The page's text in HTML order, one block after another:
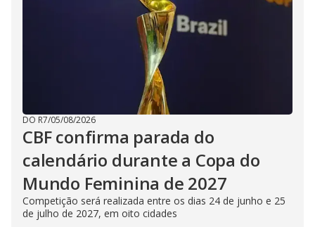
DO R7/05/08/2026
CBF confirma parada do
calendário durante a Copa do
Mundo Feminina de 2027
Competição será realizada entre os dias 24 de junho e 25
de julho de 2027, em oito cidades